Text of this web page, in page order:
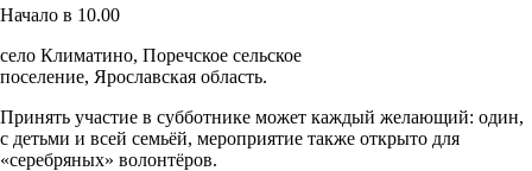
Начало в 10.00
село Климатино, Поречское сельское
поселение, Ярославская область.
Принять участие в субботнике может каждый желающий: один,
с детьми и всей семьёй, мероприятие также открыто для
«серебряных» волонтёров.